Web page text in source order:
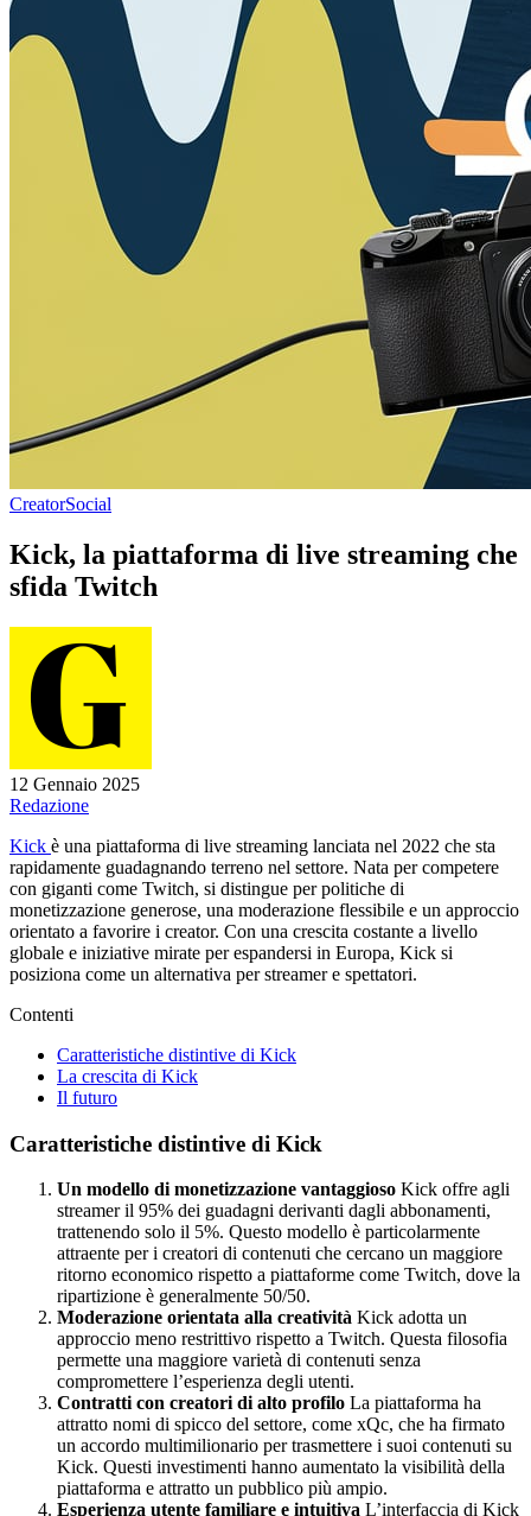
CreatorSocial
Kick, la piattaforma di live streaming che
sfida Twitch
12 Gennaio 2025
Redazione
Kick è una piattaforma di live streaming lanciata nel 2022 che sta
rapidamente guadagnando terreno nel settore. Nata per competere
con giganti come Twitch, si distingue per politiche di
monetizzazione generose, una moderazione flessibile e un approccio
orientato a favorire i creator. Con una crescita costante a livello
globale e iniziative mirate per espandersi in Europa, Kick si
posiziona come un alternativa per streamer e spettatori.
Contenti
Caratteristiche distintive di Kick
La crescita di Kick
Il futuro
Caratteristiche distintive di Kick
Un modello di monetizzazione vantaggioso Kick offre agli
streamer il 95% dei guadagni derivanti dagli abbonamenti,
trattenendo solo il 5%. Questo modello è particolarmente
attraente per i creatori di contenuti che cercano un maggiore
ritorno economico rispetto a piattaforme come Twitch, dove la
ripartizione è generalmente 50/50.
Moderazione orientata alla creatività Kick adotta un
approccio meno restrittivo rispetto a Twitch. Questa filosofia
permette una maggiore varietà di contenuti senza
compromettere l’esperienza degli utenti.
Contratti con creatori di alto profilo La piattaforma ha
attratto nomi di spicco del settore, come xQc, che ha firmato
un accordo multimilionario per trasmettere i suoi contenuti su
Kick. Questi investimenti hanno aumentato la visibilità della
piattaforma e attratto un pubblico più ampio.
Esperienza utente familiare e intuitiva L’interfaccia di Kick